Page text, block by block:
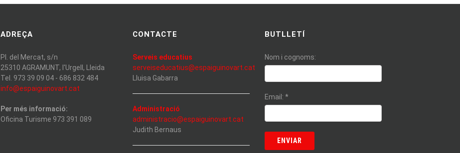
ADREÇA
Pl. del Mercat, s/n
25310 AGRAMUNT, l'Urgell, Lleida
Tel. 973 39 09 04 - 686 832 484
info@espaiguinovart.cat
Per més informació:
Oficina Turisme 973 391 089
CONTACTE
Serveis educatius
serveiseducatius@espaiguinovart.cat
Lluisa Gabarra
Administració
administracio@espaiguinovart.cat
Judith Bernaus
BUTLLETÍ
Nom i cognoms:
Email: *